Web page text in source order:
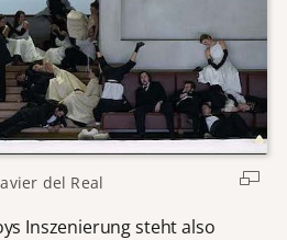
del Real
Inszenierung steht also